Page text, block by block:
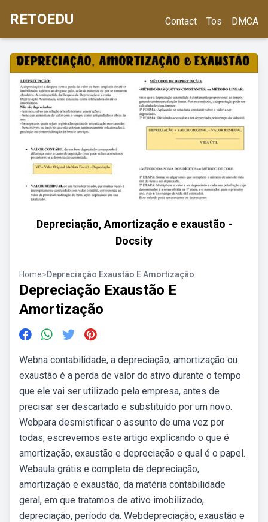
RETOEDU Contact Tos DMCA
Depreciação, Amortização e exaustão -
Docsity
Home>Depreciação Exaustão E Amortização
Depreciação Exaustão E
Amortização
Webna contabilidade, a depreciação, amortização ou
exaustão é a perda de valor do ativo durante o tempo
que ele vai ser utilizado pela empresa, antes de
precisar ser descartado e substituído por um novo.
Webpara desmistificar o assunto de uma vez por
todas, escrevemos este artigo explicando o que é
amortização, exaustão e depreciação e qual é o papel.
Webaula grátis e completa de depreciação,
amortização e exaustão, da matéria contabilidade
geral, em que tratamos de ativo imobilizado,
depreciação, período da. Webdepreciação, exaustão e